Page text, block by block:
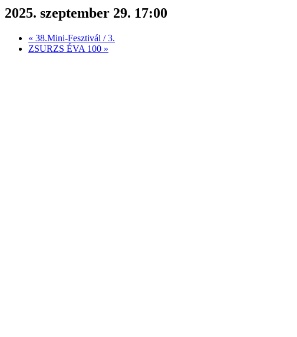
2025. szeptember 29. 17:00
« 38.Mini-Fesztivál / 3.
ZSURZS ÉVA 100 »